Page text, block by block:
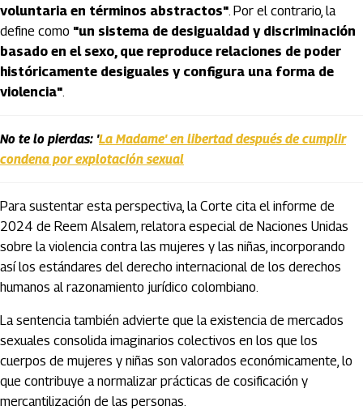
voluntaria en términos abstractos". Por el contrario, la
define como "un sistema de desigualdad y discriminación
basado en el sexo, que reproduce relaciones de poder
históricamente desiguales y configura una forma de
violencia".
No te lo pierdas: 'La Madame' en libertad después de cumplir
condena por explotación sexual
Para sustentar esta perspectiva, la Corte cita el informe de
2024 de Reem Alsalem, relatora especial de Naciones Unidas
sobre la violencia contra las mujeres y las niñas, incorporando
así los estándares del derecho internacional de los derechos
humanos al razonamiento jurídico colombiano.
La sentencia también advierte que la existencia de mercados
sexuales consolida imaginarios colectivos en los que los
cuerpos de mujeres y niñas son valorados económicamente, lo
que contribuye a normalizar prácticas de cosificación y
mercantilización de las personas.